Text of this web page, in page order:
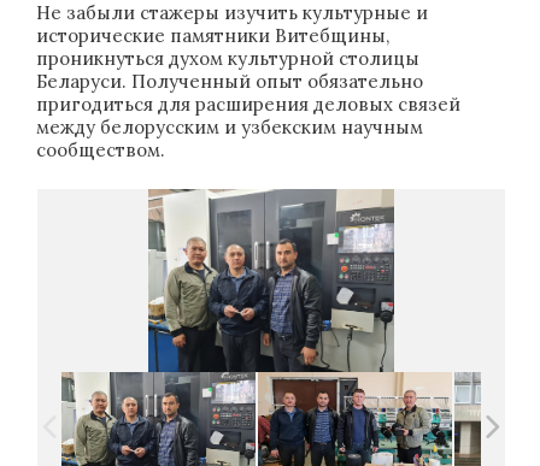
Не забыли стажеры изучить культурные и
исторические памятники Витебщины,
проникнуться духом культурной столицы
Беларуси. Полученный опыт обязательно
пригодиться для расширения деловых связей
между белорусским и узбекским научным
сообществом.